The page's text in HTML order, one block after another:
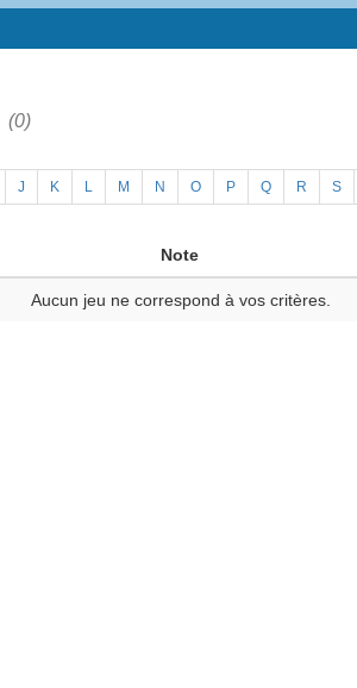
(0)
J K L M N O P Q R S
Note
Aucun jeu ne correspond à vos critères.